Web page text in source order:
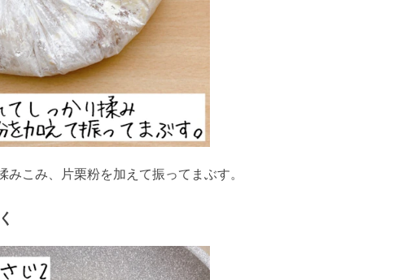
こみ、片栗粉を加えて振ってまぶす。